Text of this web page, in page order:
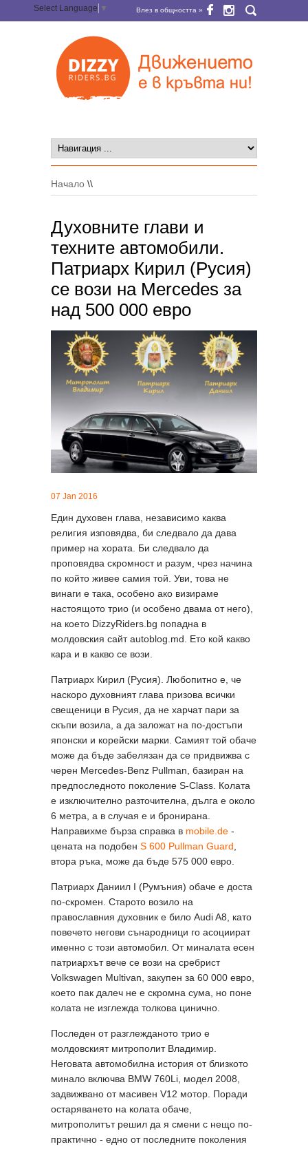
Select Language ▼ Влез в общността »
Начало \\
Духовните глави и
техните автомобили.
Патриарх Кирил (Русия)
се вози на Mercedes за
над 500 000 евро
07 Jan 2016
Един духовен глава, независимо каква
религия изповядва, би следвало да дава
пример на хората. Би следвало да
проповядва скромност и разум, чрез начина
по който живее самия той. Уви, това не
винаги е така, особено ако визираме
настоящото трио (и особено двама от него),
на което DizzyRiders.bg попадна в
молдовския сайт autoblog.md. Ето кой какво
кара и в какво се вози.
Патриарх Кирил (Русия). Любопитно е, че
наскоро духовният глава призова всички
свещеници в Русия, да не харчат пари за
скъпи возила, а да заложат на по-достъпи
японски и корейски марки. Самият той обаче
може да бъде забелязан да се придвижва с
черен Mercedes-Benz Pullman, базиран на
предпоследното поколение S-Class. Колата
е изключително разточителна, дълга е около
6 метра, а в случая е и бронирана.
Направихме бърза справка в mobile.de -
цената на подобен S 600 Pullman Guard
втора ръка, може да бъде 575 000 евро.
Патриарх Даниил I (Румъния) обаче е доста
по-скромен. Старото возило на
православния духовник е било Audi A8, като
повечето негови сънародници го асоциират
именно с този автомобил. От миналата есен
патриархът вече се вози на сребрист
Volkswagen Multivan, закупен за 60 000 евро,
което пак далеч не е скромна сума, но поне
колата не изглежда толкова цинично.
Последен от разглежданото трио е
молдовският митрополит Владимир.
Неговата автомобилна история от близкото
минало включва BMW 760Li, модел 2008,
задвижвано от масивен V12 мотор. Поради
остаряването на колата обаче,
митрополитът решил да я смени с нещо по-
практично - едно от последните поколения